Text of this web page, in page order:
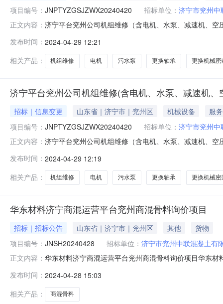
项目编号： JNPTYZGSJZWX20240420 招标单位： 济宁市兖州
正文内容： 济宁平台兖州公司机组维修（含电机、水泵、减速机、
线包125W台6（哈尔滨）">更换轴承（哈尔滨）
发布时间： 2024-04-29 12:21
相关产品：
机组维修 电机 污水泵 更换轴承 更换机械密
济宁平台兖州公司机组维修(含电机、水泵、减速机、
招标｜信息变更 山东省｜济宁市｜兖州区 机械设备
服务
项目编号： JNPTYZGSJZWX20240420 招标单位： 济宁市兖州
正文内容： 济宁平台兖州公司机组维修（含电机、水泵、减速机、
机、滚筒、减速机维修保养设备安装维修资质2、有近两
需方生产部门对本项目
发布时间： 2024-04-29 12:19
相关产品：
机组维修 电机 污水泵 更换轴承 更换机械密
华东材料济宁商混运营平台兖州商混骨料询价项目
招标｜招标公告 山东省｜济宁市｜兖州区 其他
货物
项目编号： JNSH20240428 招标单位： 济宁市兖州中联混凝土有
正文内容： 华东材料济宁商混运营平台兖州商混骨料询价项目华东
吨5兖州商混13石子吨项目说明：项目说明：华东材料济
地查看）。
发布时间： 2024-04-28 15:03
相关产品：
商混骨料